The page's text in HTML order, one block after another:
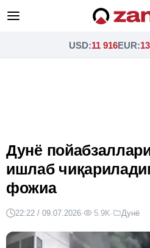
USD:11 916EUR:
Дунё
ишлаб
фожиа
22:22 / 09.07.2026· 5.9K· Дунё